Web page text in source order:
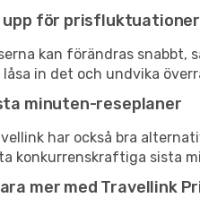
upp för prisfluktuationer
kan förändras
in det och undvika
minuten-reseplaner
har också bra
konkurrenskraftiga sista
mer med Travellink